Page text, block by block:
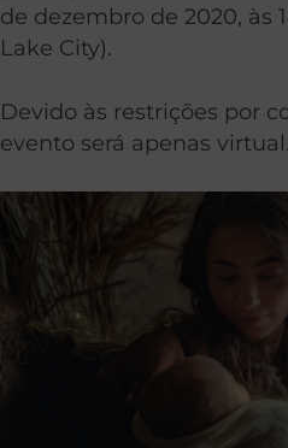
de dezembro de 2020, às
Lake City).
Devido às restrições por
evento será apenas virtual.